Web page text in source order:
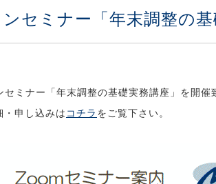
セミナー「年末調整の基
ミナー「年末調整の基礎実務講座」を開催
・申し込みは コチラ をご覧下さい。